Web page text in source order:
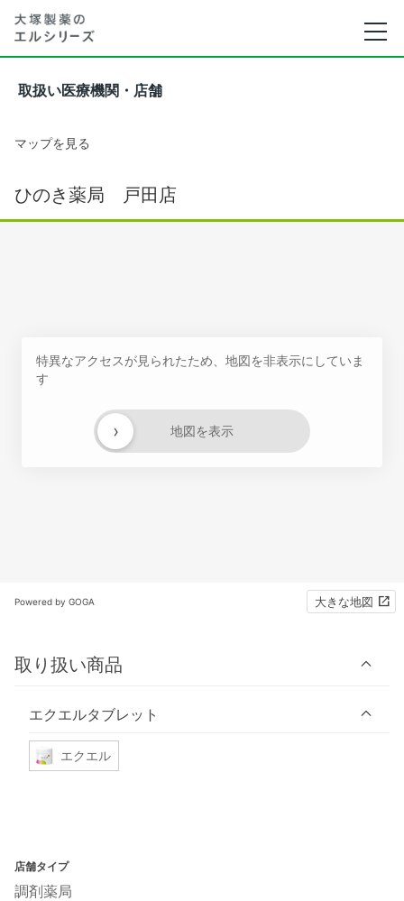
取扱い医療機関・店舗
マップを見る
ひのき薬局 戸田店
特異なアクセスが見られたため、地図を非表示にしていま
す
地図を表示
›
Powered by GOGA 大きな地図
取り扱い商品
エクエルタブレット
エクエル
店舗タイプ
調剤薬局